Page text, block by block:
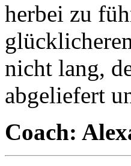
herbei zu
nicht lang,
abgeliefert
Coach: